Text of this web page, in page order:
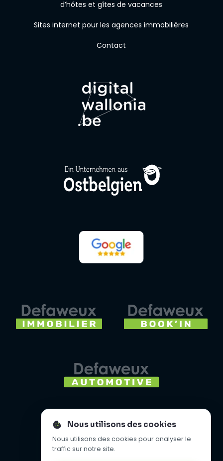
Nous utilisons des cookies
Nous utilisons des cookies pour analyser le
traffic sur notre site.
d’hôtes et gîtes de vacances
Sites internet pour les agences immobilières
Contact